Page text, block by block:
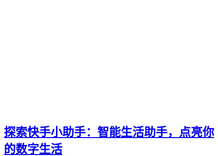
探索快手小助手：智能生活助手，点亮你
的数字生活